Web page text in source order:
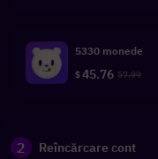
5330 monede
$45.76 57.99
2 Reîncărcare cont